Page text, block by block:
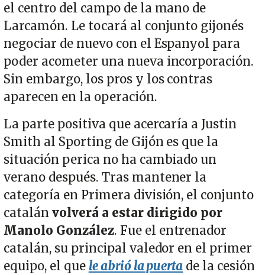
el centro del campo de la mano de
Larcamón. Le tocará al conjunto gijonés
negociar de nuevo con el Espanyol para
poder acometer una nueva incorporación.
Sin embargo, los pros y los contras
aparecen en la operación.
La parte positiva que acercaría a Justin
Smith al Sporting de Gijón es que la
situación perica no ha cambiado un
verano después. Tras mantener la
categoría en Primera división, el conjunto
catalán volverá a estar dirigido por
Manolo González. Fue el entrenador
catalán, su principal valedor en el primer
equipo, el quele abrió la puerta de la cesión